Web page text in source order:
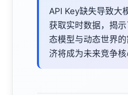
API Key缺失导致大
获取实时数据，揭
态模型与动态世界
济将成为未来竞争核